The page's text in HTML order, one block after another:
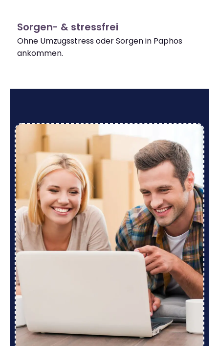
Sorgen- & stressfrei
Ohne Umzugsstress oder Sorgen in Paphos
ankommen.